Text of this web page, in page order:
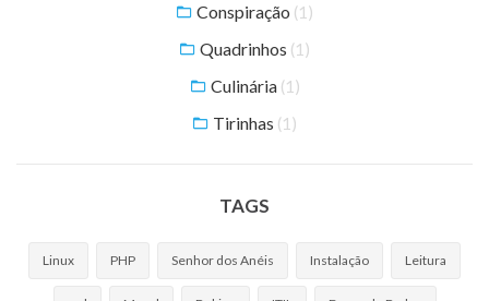
Conspiração (1)
Quadrinhos (1)
Culinária (1)
Tirinhas (1)
TAGS
Linux PHP Senhor dos Anéis Instalação Leitura